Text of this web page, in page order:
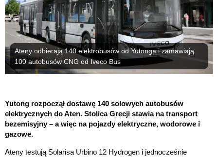
Ateny odbierają 140 elektrobusów od Yutonga i zamawiają
100 autobusów CNG od Iveco Bus
Yutong rozpoczął dostawę 140 solowych autobusów
elektrycznych do Aten. Stolica Grecji stawia na transport
bezemisyjny – a więc na pojazdy elektryczne, wodorowe i
gazowe.
Ateny testują Solarisa Urbino 12 Hydrogen i jednocześnie